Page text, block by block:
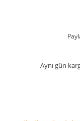
Aynı gün